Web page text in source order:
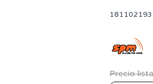
Precio lista